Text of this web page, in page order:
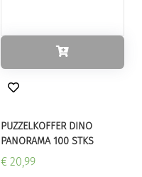
PUZZELKOFFER DINO
PANORAMA 100 STKS
€ 20,99